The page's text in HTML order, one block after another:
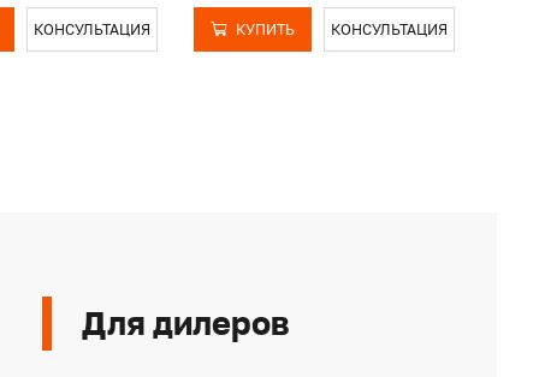
КОНСУЛЬТАЦИЯ КУПИТЬ КОНСУЛЬТАЦИЯ
Для дилеров